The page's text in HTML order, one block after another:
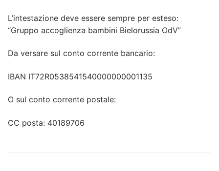
L’intestazione deve essere sempre per esteso:
“Gruppo accoglienza bambini Bielorussia OdV”
Da versare sul conto corrente bancario:
IBAN IT72R0538541540000000001135
O sul conto corrente postale:
CC posta: 40189706